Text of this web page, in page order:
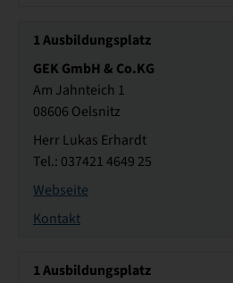
1Ausbildungsplatz
GEK GmbH & Co.KG
Am Jahnteich 1
08606 Oelsnitz
Herr Lukas Erhardt
Tel.: 037421 4649 25
Webseite
Kontakt
1Ausbildungsplatz